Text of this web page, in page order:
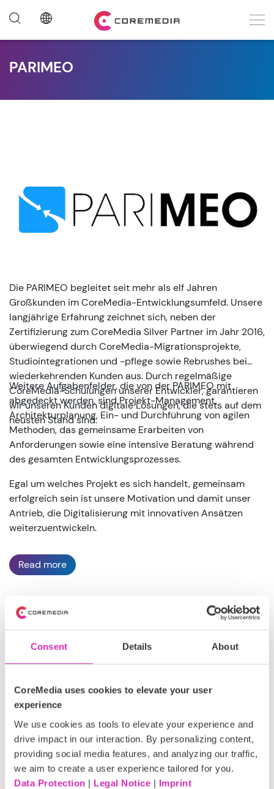
Consent Details About
CoreMedia uses cookies to elevate your user
experience
We use cookies as tools to elevate your experience and
drive impact in our interaction. By personalizing content,
providing social media features, and analyzing our traffic,
we aim to create a user experience tailored for you.
Data Protection | Legal Notice | Imprint
PARIMEO
Die PARIMEO begleitet seit mehr als elf Jahren
Großkunden im CoreMedia-Entwicklungsumfeld. Unsere
langjährige Erfahrung zeichnet sich, neben der
Zertifizierung zum CoreMedia Silver Partner im Jahr 2016,
überwiegend durch CoreMedia-Migrationsprojekte,
Studiointegrationen und -pflege sowie Rebrushes bei
wiederkehrenden Kunden aus. Durch regelmäßige
CoreMedia-Schulungen unserer Entwickler, garantieren
wir unseren Kunden digitale Lösungen, die stets auf dem
neusten Stand sind.
Weitere Aufgabenfelder, die von der PARIMEO mit
abgedeckt werden, sind Projekt-Management,
Architekturplanung, Ein- und Durchführung von agilen
Methoden, das gemeinsame Erarbeiten von
Anforderungen sowie eine intensive Beratung während
des gesamten Entwicklungsprozesses.
Egal um welches Projekt es sich handelt, gemeinsam
erfolgreich sein ist unsere Motivation und damit unser
Antrieb, die Digitalisierung mit innovativen Ansätzen
weiterzuentwickeln.
Read more
DACH, EMEA
Silber
Zertifizierter Partner
https://www.parimeo.de